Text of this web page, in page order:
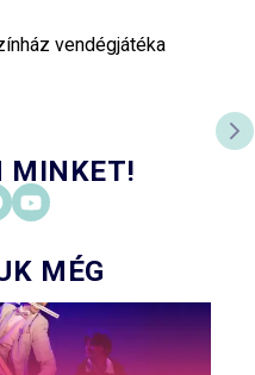
vendégjátéka
MINKET!
MÉG